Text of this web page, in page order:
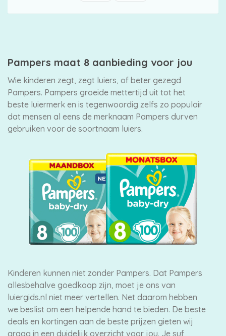
Pampers maat 8 aanbieding voor jou
Wie kinderen zegt, zegt luiers, of beter gezegd
Pampers. Pampers groeide mettertijd uit tot het
beste luiermerk en is tegenwoordig zelfs zo populair
dat mensen al eens de merknaam Pampers durven
gebruiken voor de soortnaam luiers.
Kinderen kunnen niet zonder Pampers. Dat Pampers
allesbehalve goedkoop zijn, moet je ons van
luiergids.nl niet meer vertellen. Net daarom hebben
we beslist om een helpende hand te bieden. De beste
deals en kortingen aan de beste prijzen gieten wij
graag in een duidelijk overzicht voor jou. Je suf